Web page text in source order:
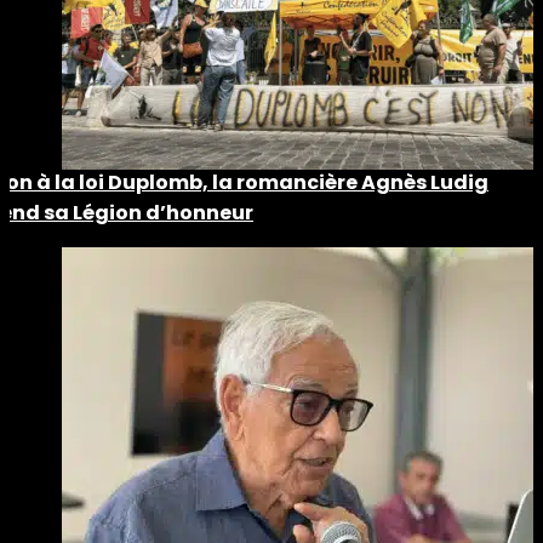
à la loi Duplomb, la romancière Agnès Ludig
sa Légion d’honneur